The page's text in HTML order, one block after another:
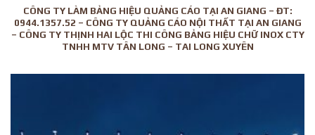
CÔNG TY LÀM BẢNG HIỆU QUẢNG CÁO TẠI AN GIANG – ĐT:
0944.1357.52 – CÔNG TY QUẢNG CÁO NỘI THẤT TẠI AN GIANG
– CÔNG TY THỊNH HAI LỘC THI CÔNG BẢNG HIỆU CHỮ INOX CTY
TNHH MTV TÂN LONG – TAI LONG XUYÊN